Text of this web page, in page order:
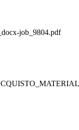
job_9804.pdf